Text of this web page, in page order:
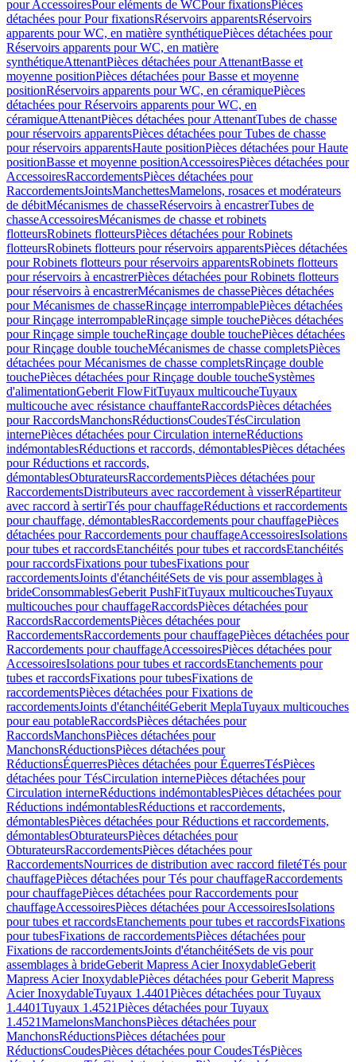
pour AccessoiresPour eléments de WCPour fixationsPièces
détachées pour Pour fixationsRéservoirs apparentsRéservoirs
apparents pour WC, en matière synthétiquePièces détachées pour
Réservoirs apparents pour WC, en matière
synthétiqueAttenantPièces détachées pour AttenantBasse et
moyenne positionPièces détachées pour Basse et moyenne
positionRéservoirs apparents pour WC, en céramiquePièces
détachées pour Réservoirs apparents pour WC, en
céramiqueAttenantPièces détachées pour AttenantTubes de chasse
pour réservoirs apparentsPièces détachées pour Tubes de chasse
pour réservoirs apparentsHaute positionPièces détachées pour Haute
positionBasse et moyenne positionAccessoiresPièces détachées pour
AccessoiresRaccordementsPièces détachées pour
RaccordementsJointsManchettesMamelons, rosaces et modérateurs
de débitMécanismes de chasseRéservoirs à encastrerTubes de
chasseAccessoiresMécanismes de chasse et robinets
flotteursRobinets flotteursPièces détachées pour Robinets
flotteursRobinets flotteurs pour réservoirs apparentsPièces détachées
pour Robinets flotteurs pour réservoirs apparentsRobinets flotteurs
pour réservoirs à encastrerPièces détachées pour Robinets flotteurs
pour réservoirs à encastrerMécanismes de chassePièces détachées
pour Mécanismes de chasseRinçage interrompablePièces détachées
pour Rinçage interrompableRinçage simple touchePièces détachées
pour Rinçage simple toucheRinçage double touchePièces détachées
pour Rinçage double toucheMécanismes de chasse completsPièces
détachées pour Mécanismes de chasse completsRinçage double
touchePièces détachées pour Rinçage double toucheSystèmes
d'alimentationGeberit FlowFitTuyaux multicoucheTuyaux
multicouche avec résistance chauffanteRaccordsPièces détachées
pour RaccordsManchonsRéductionsCoudesTésCirculation
internePièces détachées pour Circulation interneRéductions
indémontablesRéductions et raccords, démontablesPièces détachées
pour Réductions et raccords,
démontablesObturateursRaccordementsPièces détachées pour
RaccordementsDistributeurs avec raccordement à visserRépartiteur
avec raccord à sertirTés pour chauffageRéductions et raccordements
pour chauffage, démontablesRaccordements pour chauffagePièces
détachées pour Raccordements pour chauffageAccessoiresIsolations
pour tubes et raccordsEtanchéités pour tubes et raccordsEtanchéités
pour raccordsFixations pour tubesFixations pour
raccordementsJoints d'étanchéitéSets de vis pour assemblages à
brideConsommablesGeberit PushFitTuyaux multicouchesTuyaux
multicouches pour chauffageRaccordsPièces détachées pour
RaccordsRaccordementsPièces détachées pour
RaccordementsRaccordements pour chauffagePièces détachées pour
Raccordements pour chauffageAccessoiresPièces détachées pour
AccessoiresIsolations pour tubes et raccordsEtanchements pour
tubes et raccordsFixations pour tubesFixations de
raccordementsPièces détachées pour Fixations de
raccordementsJoints d'étanchéitéGeberit MeplaTuyaux multicouches
pour eau potableRaccordsPièces détachées pour
RaccordsManchonsPièces détachées pour
ManchonsRéductionsPièces détachées pour
RéductionsÉquerresPièces détachées pour ÉquerresTésPièces
détachées pour TésCirculation internePièces détachées pour
Circulation interneRéductions indémontablesPièces détachées pour
Réductions indémontablesRéductions et raccordements,
démontablesPièces détachées pour Réductions et raccordements,
démontablesObturateursPièces détachées pour
ObturateursRaccordementsPièces détachées pour
RaccordementsNourrices de distribution avec raccord filetéTés pour
chauffagePièces détachées pour Tés pour chauffageRaccordements
pour chauffagePièces détachées pour Raccordements pour
chauffageAccessoiresPièces détachées pour AccessoiresIsolations
pour tubes et raccordsEtanchements pour tubes et raccordsFixations
pour tubesFixations de raccordementsPièces détachées pour
Fixations de raccordementsJoints d'étanchéitéSets de vis pour
assemblages à brideGeberit Mapress Acier InoxydableGeberit
Mapress Acier InoxydablePièces détachées pour Geberit Mapress
Acier InoxydableTuyaux 1.4401Pièces détachées pour Tuyaux
1.4401Tuyaux 1.4521Pièces détachées pour Tuyaux
1.4521MamelonsManchonsPièces détachées pour
ManchonsRéductionsPièces détachées pour
RéductionsCoudesPièces détachées pour CoudesTésPièces